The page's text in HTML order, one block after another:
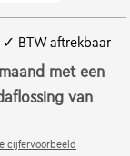
✓ BTW aftrekbaar
met een
van
cijfervoorbeeld